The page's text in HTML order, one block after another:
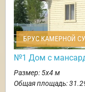
БРУС КАМЕРНОЙ
№1 Дом с
Размер: 5х4 м
Общая площадь: